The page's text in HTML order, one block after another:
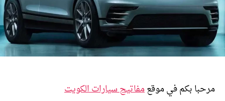
مرحبا بكم في موقعمفاتيح سيارات الكويت